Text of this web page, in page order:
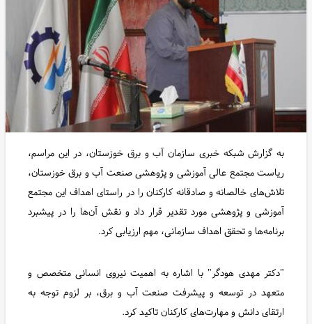
به گزارش شبکه خبری سازمان آب و برق خوزستان، در این مراسم،
ریاست مجتمع عالی آموزشی و پژوهشی صنعت آب و برق خوزستان،
تلاش‌های خالصانه و صادقانه کارکنان را در راستای اهداف این مجتمع
آموزشی و پژوهشی مورد تقدیر قرار داد و نقش آن‌ها را در پیشبرد
برنامه‌ها و تحقق اهداف سازمانی، مهم ارزیابی کرد.
"دکتر مهدی هودگر" با اشاره به اهمیت نیروی انسانی متخصص و
متعهد در توسعه و پیشرفت صنعت آب و برق، بر لزوم توجه به
ارتقای دانش و مهارت‌های کارکنان تاکید کرد.